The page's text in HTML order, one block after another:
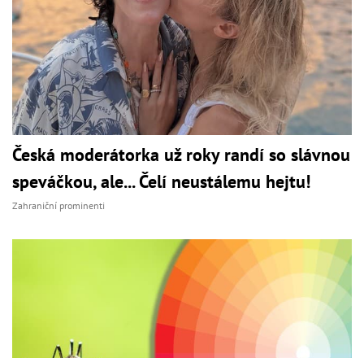
Česká moderátorka už roky randí so slávnou
speváčkou, ale... Čelí neustálemu hejtu!
Zahraniční prominenti